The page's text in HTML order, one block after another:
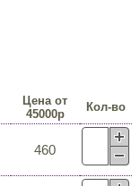
Цена от
45000р
Кол-во
460